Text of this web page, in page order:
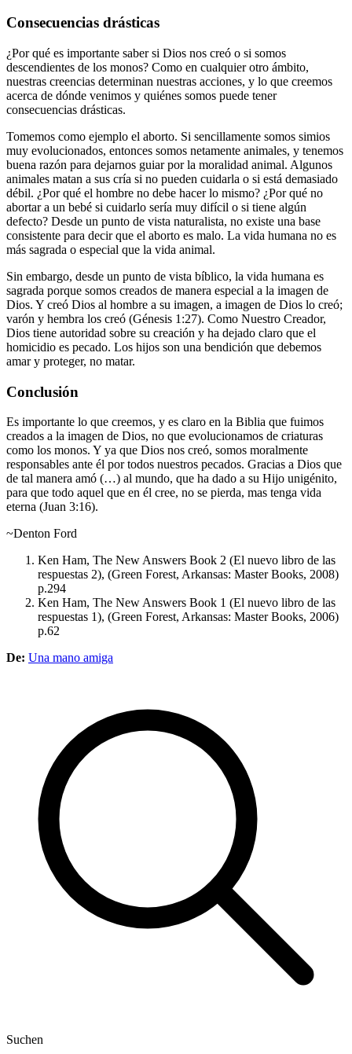
Consecuencias drásticas
¿Por qué es importante saber si Dios nos creó o si somos
descendientes de los monos? Como en cualquier otro ámbito,
nuestras creencias determinan nuestras acciones, y lo que creemos
acerca de dónde venimos y quiénes somos puede tener
consecuencias drásticas.
Tomemos como ejemplo el aborto. Si sencillamente somos simios
muy evolucionados, entonces somos netamente animales, y tenemos
buena razón para dejarnos guiar por la moralidad animal. Algunos
animales matan a sus cría si no pueden cuidarla o si está demasiado
débil. ¿Por qué el hombre no debe hacer lo mismo? ¿Por qué no
abortar a un bebé si cuidarlo sería muy difícil o si tiene algún
defecto? Desde un punto de vista naturalista, no existe una base
consistente para decir que el aborto es malo. La vida humana no es
más sagrada o especial que la vida animal.
Sin embargo, desde un punto de vista bíblico, la vida humana es
sagrada porque somos creados de manera especial a la imagen de
Dios. Y creó Dios al hombre a su imagen, a imagen de Dios lo creó;
varón y hembra los creó (Génesis 1:27). Como Nuestro Creador,
Dios tiene autoridad sobre su creación y ha dejado claro que el
homicidio es pecado. Los hijos son una bendición que debemos
amar y proteger, no matar.
Conclusión
Es importante lo que creemos, y es claro en la Biblia que fuimos
creados a la imagen de Dios, no que evolucionamos de criaturas
como los monos. Y ya que Dios nos creó, somos moralmente
responsables ante él por todos nuestros pecados. Gracias a Dios que
de tal manera amó (…) al mundo, que ha dado a su Hijo unigénito,
para que todo aquel que en él cree, no se pierda, mas tenga vida
eterna (Juan 3:16).
~Denton Ford
Ken Ham, The New Answers Book 2 (El nuevo libro de las
respuestas 2), (Green Forest, Arkansas: Master Books, 2008)
p.294
Ken Ham, The New Answers Book 1 (El nuevo libro de las
respuestas 1), (Green Forest, Arkansas: Master Books, 2006)
p.62
De: Una mano amiga
Suchen